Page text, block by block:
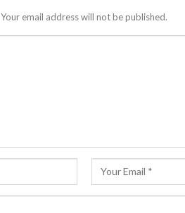
Your email address will not be published.